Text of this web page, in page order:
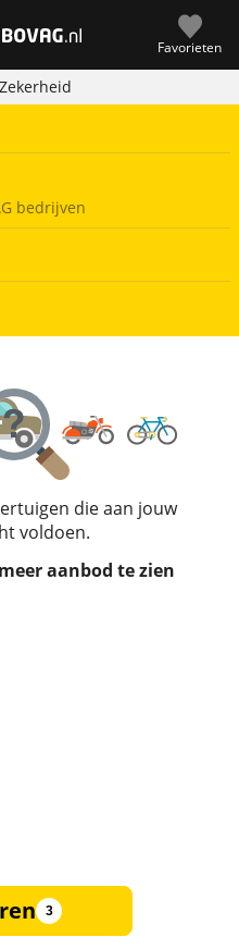
Favorieten
bedrijven
die aan jouw
voldoen.
aanbod te zien
3